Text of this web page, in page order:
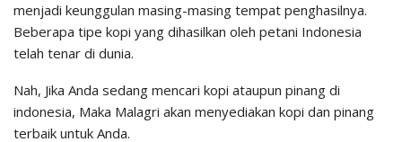
menjadi keunggulan masing-masing tempat penghasilnya.
Beberapa tipe kopi yang dihasilkan oleh petani Indonesia
telah tenar di dunia.
Nah, Jika Anda sedang mencari kopi ataupun pinang di
indonesia, Maka Malagri akan menyediakan kopi dan pinang
terbaik untuk Anda.